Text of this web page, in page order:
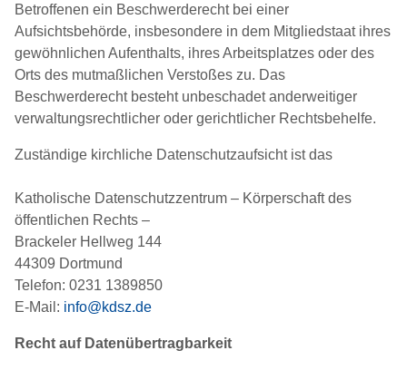
Betroffenen ein Beschwerderecht bei einer
Aufsichtsbehörde, insbesondere in dem Mitgliedstaat ihres
gewöhnlichen Aufenthalts, ihres Arbeitsplatzes oder des
Orts des mutmaßlichen Verstoßes zu. Das
Beschwerderecht besteht unbeschadet anderweitiger
verwaltungsrechtlicher oder gerichtlicher Rechtsbehelfe.
Zuständige kirchliche Datenschutzaufsicht ist das
Katholische Datenschutzzentrum – Körperschaft des
öffentlichen Rechts –
Brackeler Hellweg 144
44309 Dortmund
Telefon: 0231 1389850
E-Mail: info@kdsz.de
Recht auf Daten­übertrag­barkeit